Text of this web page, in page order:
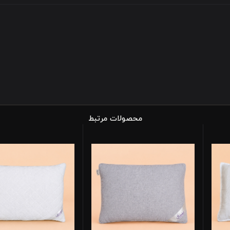
محصولات مرتبط